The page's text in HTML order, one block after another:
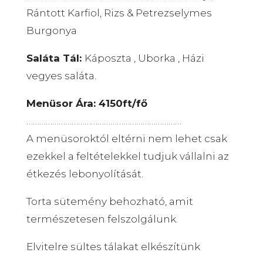
Rántott Karfiol, Rizs & Petrezselymes
Burgonya
Saláta Tál: Káposzta , Uborka , Házi
vegyes saláta.
Menüsor Ára: 4150ft/fő
………………………………………………………………
A menüsoroktól eltérni nem lehet csak
ezekkel a feltételekkel tudjuk vállalni az
étkezés lebonyolítását.
Torta sütemény behozható, amit
természetesen felszolgálunk.
Elvitelre sültes tálakat elkészítünk